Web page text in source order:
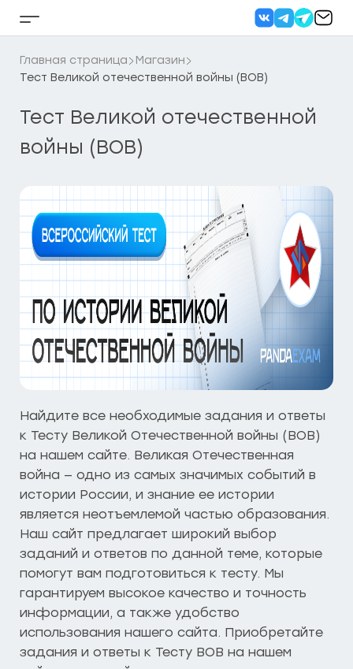
Кнопка
бокового
меню
Главная страница
Магазин
Тест Великой отечественной войны (ВОВ)
Тест Великой отечественной
войны (ВОВ)
Найдите все необходимые задания и ответы
к Тесту Великой Отечественной войны (ВОВ)
на нашем сайте. Великая Отечественная
война — одно из самых значимых событий в
истории России, и знание ее истории
является неотъемлемой частью образования.
Наш сайт предлагает широкий выбор
заданий и ответов по данной теме, которые
помогут вам подготовиться к тесту. Мы
гарантируем высокое качество и точность
информации, а также удобство
использования нашего сайта. Приобретайте
задания и ответы к Тесту ВОВ на нашем